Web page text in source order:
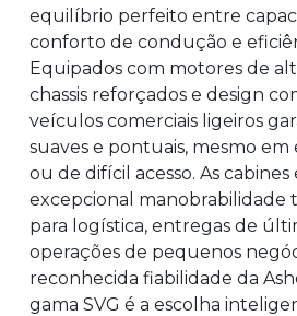
equilíbrio perfeito entre
conforto de condução e
Equipados com motores de
chassis reforçados e design
veículos comerciais ligeiros
suaves e pontuais, mesmo em
ou de difícil acesso. As
excepcional manobrabilidade
para logística, entregas de
operações de pequenos
reconhecida fiabilidade da
gama SVG é a escolha